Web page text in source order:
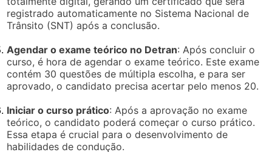
registrado automaticamente no Sistema Nacional de
Trânsito (SNT) após a conclusão.
Agendar o exame teórico no Detran: Após concluir o
curso, é hora de agendar o exame teórico. Este exame
contém 30 questões de múltipla escolha, e para ser
aprovado, o candidato precisa acertar pelo menos 20.
Iniciar o curso prático: Após a aprovação no exame
teórico, o candidato poderá começar o curso prático.
Essa etapa é crucial para o desenvolvimento de
habilidades de condução.